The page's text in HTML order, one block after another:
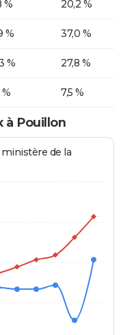
% 20,2 %
% 37,0 %
% 27,8 %
7,5 %
à Pouillon
de la